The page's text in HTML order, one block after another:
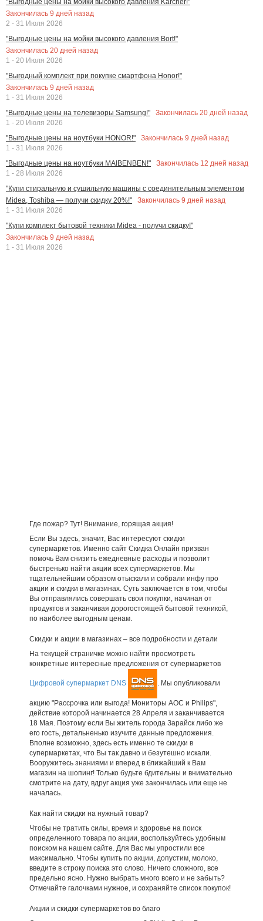
Закончилась 9 дней назад
2 - 31 Июля 2026
"Выгодные цены на мойки высокого давления Bort!"
Закончилась 20 дней назад
1 - 20 Июля 2026
"Выгодный комплект при покупке смартфона Honor!"
Закончилась 9 дней назад
1 - 31 Июля 2026
"Выгодные цены на телевизоры Samsung!"
Закончилась 20 дней назад
1 - 20 Июля 2026
"Выгодные цены на ноутбуки HONOR!"
Закончилась 9 дней назад
1 - 31 Июля 2026
"Выгодные цены на ноутбуки MAIBENBEN!"
Закончилась 12 дней назад
1 - 28 Июля 2026
"Купи стиральную и сушильную машины с соединительным элементом
Midea, Toshiba — получи скидку 20%!"
Закончилась 9 дней назад
1 - 31 Июля 2026
"Купи комплект бытовой техники Midea - получи скидку!"
Закончилась 9 дней назад
1 - 31 Июля 2026
Где пожар? Тут! Внимание, горящая акция!
Если Вы здесь, значит, Вас интересуют скидки
супермаркетов. Именно сайт Скидка Онлайн призван
помочь Вам снизить ежедневные расходы и позволит
быстренько найти акции всех супермаркетов. Мы
тщательнейшим образом отыскали и собрали инфу про
акции и скидки в магазинах. Суть заключается в том, чтобы
Вы отправлялись совершать свои покупки, начиная от
продуктов и заканчивая дорогостоящей бытовой техникой,
по наиболее выгодным ценам.
Скидки и акции в магазинах – все подробности и детали
На текущей страничке можно найти просмотреть
конкретные интересные предложения от супермаркетов
Цифровой супермаркет DNS . Мы опубликовали
акцию "Рассрочка или выгода! Мониторы AOC и Philips",
действие которой начинается 28 Апреля и заканчивается
18 Мая. Поэтому если Вы житель города Зарайск либо же
его гость, детальненько изучите данные предложения.
Вполне возможно, здесь есть именно те скидки в
супермаркетах, что Вы так давно и безутешно искали.
Вооружитесь знаниями и вперед в ближайший к Вам
магазин на шопинг! Только будьте бдительны и внимательно
смотрите на дату, вдруг акция уже закончилась или еще не
началась.
Как найти скидки на нужный товар?
Чтобы не тратить силы, время и здоровье на поиск
определенного товара по акции, воспользуйтесь удобным
поиском на нашем сайте. Для Вас мы упростили все
максимально. Чтобы купить по акции, допустим, молоко,
введите в строку поиска это слово. Ничего сложного, все
предельно ясно. Нужно выбрать много всего и не забыть?
Отмечайте галочками нужное, и сохраняйте список покупок!
Акции и скидки супермаркетов во благо